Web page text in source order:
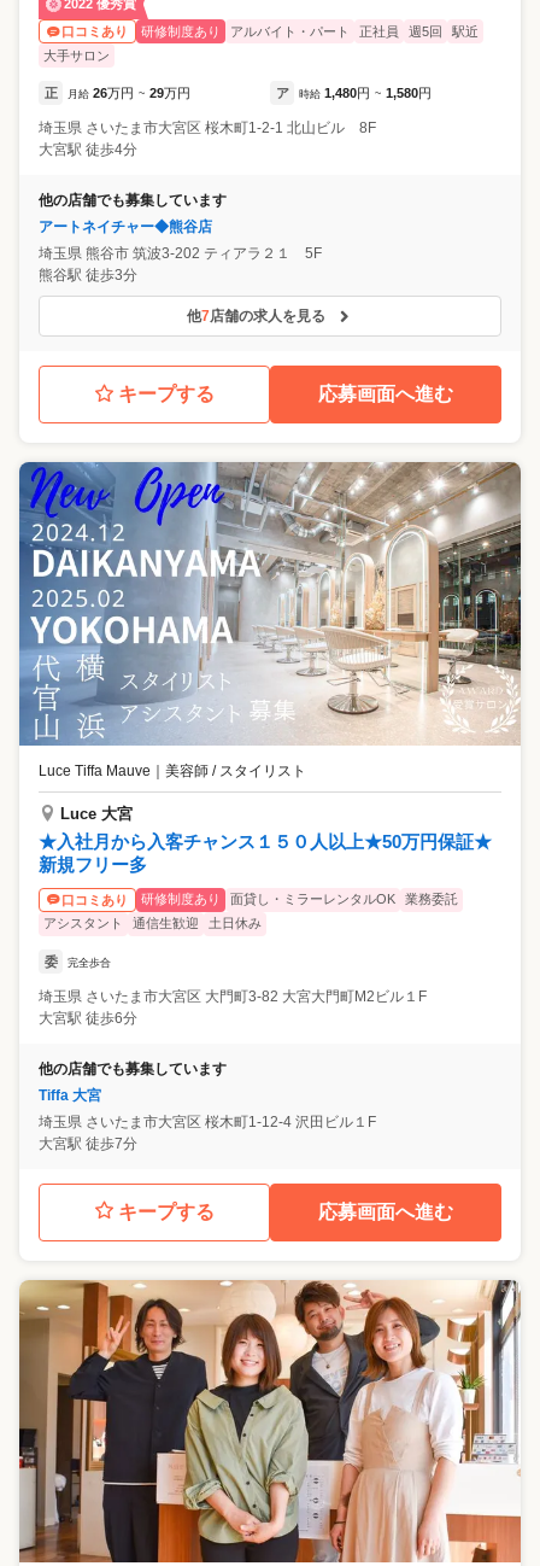
2022 優秀賞
口コミあり
研修制度あり アルバイト・パート 正社員 週5回
駅近
大手サロン
正 月給 26万円 ~ 29万円 ア 時給 1,480円 ~ 1,580円
埼玉県 さいたま市大宮区 桜木町1-2-1 北山ビル 8F
大宮駅 徒歩4分
他の店舗でも募集しています
アートネイチャー◆熊谷店
埼玉県 熊谷市 筑波3-202 ティアラ２１ 5F
熊谷駅 徒歩3分
他7店舗の求人を見る
キープする 応募画面へ進む
Luce Tiffa Mauve ｜ 美容師 / スタイリスト
Luce 大宮
★入社月から入客チャンス１５０人以上★50万円保証★
新規フリー多
口コミあり 研修制度あり 面貸し・ミラーレンタルOK
業務委託
アシスタント
通信生歓迎 土日休み
委 完全歩合
埼玉県 さいたま市大宮区 大門町3-82 大宮大門町M2ビル１F
大宮駅 徒歩6分
他の店舗でも募集しています
Tiffa 大宮
埼玉県 さいたま市大宮区 桜木町1-12-4 沢田ビル１F
大宮駅 徒歩7分
キープする 応募画面へ進む